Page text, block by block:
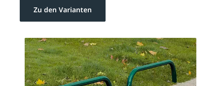
Zu den Varianten